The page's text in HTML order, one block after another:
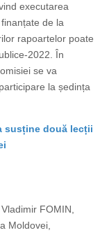
executarea
de la
rapoartelor poate
2022. În
se va
la ședința
susține două lecții
FOMIN,
Moldovei,